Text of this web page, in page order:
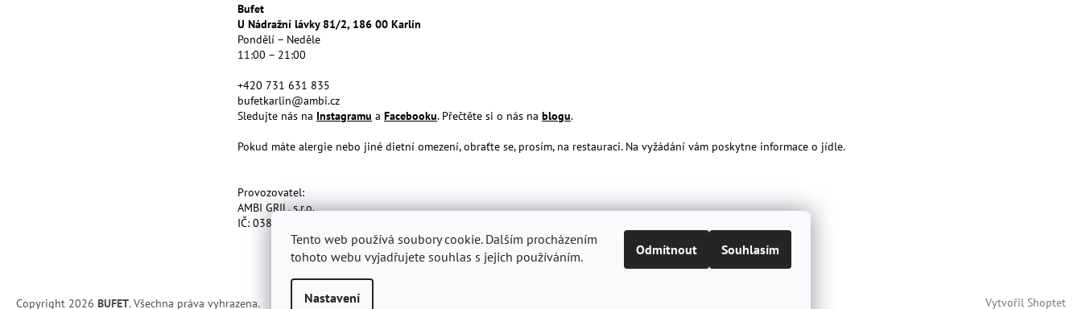
Tento web používá soubory cookie. Dalším procházením
tohoto webu vyjadřujete souhlas s jejich používáním.
Nastavení
Odmítnout Souhlasím
Bufet
U Nádražní lávky 81/2, 186 00 Karlín
Pondělí – Neděle
11:00 – 21:00
+420 731 631 835
bufetkarlin@ambi.cz
Sledujte nás na Instagramu a Facebooku. Přečtěte si o nás na blogu.
Pokud máte alergie nebo jiné dietní omezení, obraťte se, prosím, na restauraci. Na vyžádání vám poskytne informace o jídle.
Provozovatel:
AMBI GRIL, s.r.o.
IČ: 03864715, Maiselova 38/15, Praha 1
Vytvořil Shoptet
Copyright 2026 BUFET. Všechna práva vyhrazena.